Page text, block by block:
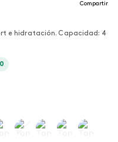
Compartir
e hidratación. Capacidad: 4